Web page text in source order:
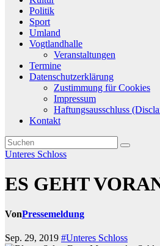
Politik
Sport
Umland
Vogtlandhalle
Veranstaltungen
Termine
Datenschutzerklärung
Zustimmung für Cookies
Impressum
Haftungsausschluss
Kontakt
Unteres Schloss
ES GEHT
VonPressemeldung
Sep. 29, 2019 #Unteres Schloss